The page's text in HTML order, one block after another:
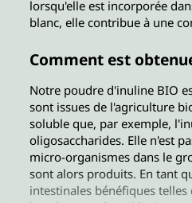
lorsqu'elle est incorporée
blanc, elle contribue à une
Comment est
Notre poudre d'inuline BIO
sont issues de l'agriculture
soluble que, par exemple,
oligosaccharides. Elle n'est
micro-organismes dans le
sont alors produits. En tant
intestinales bénéfiques